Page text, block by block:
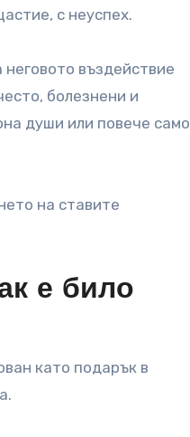
с неуспех.
въздействие
болезнени и
души или повече само
на ставите
е било
като подарък в